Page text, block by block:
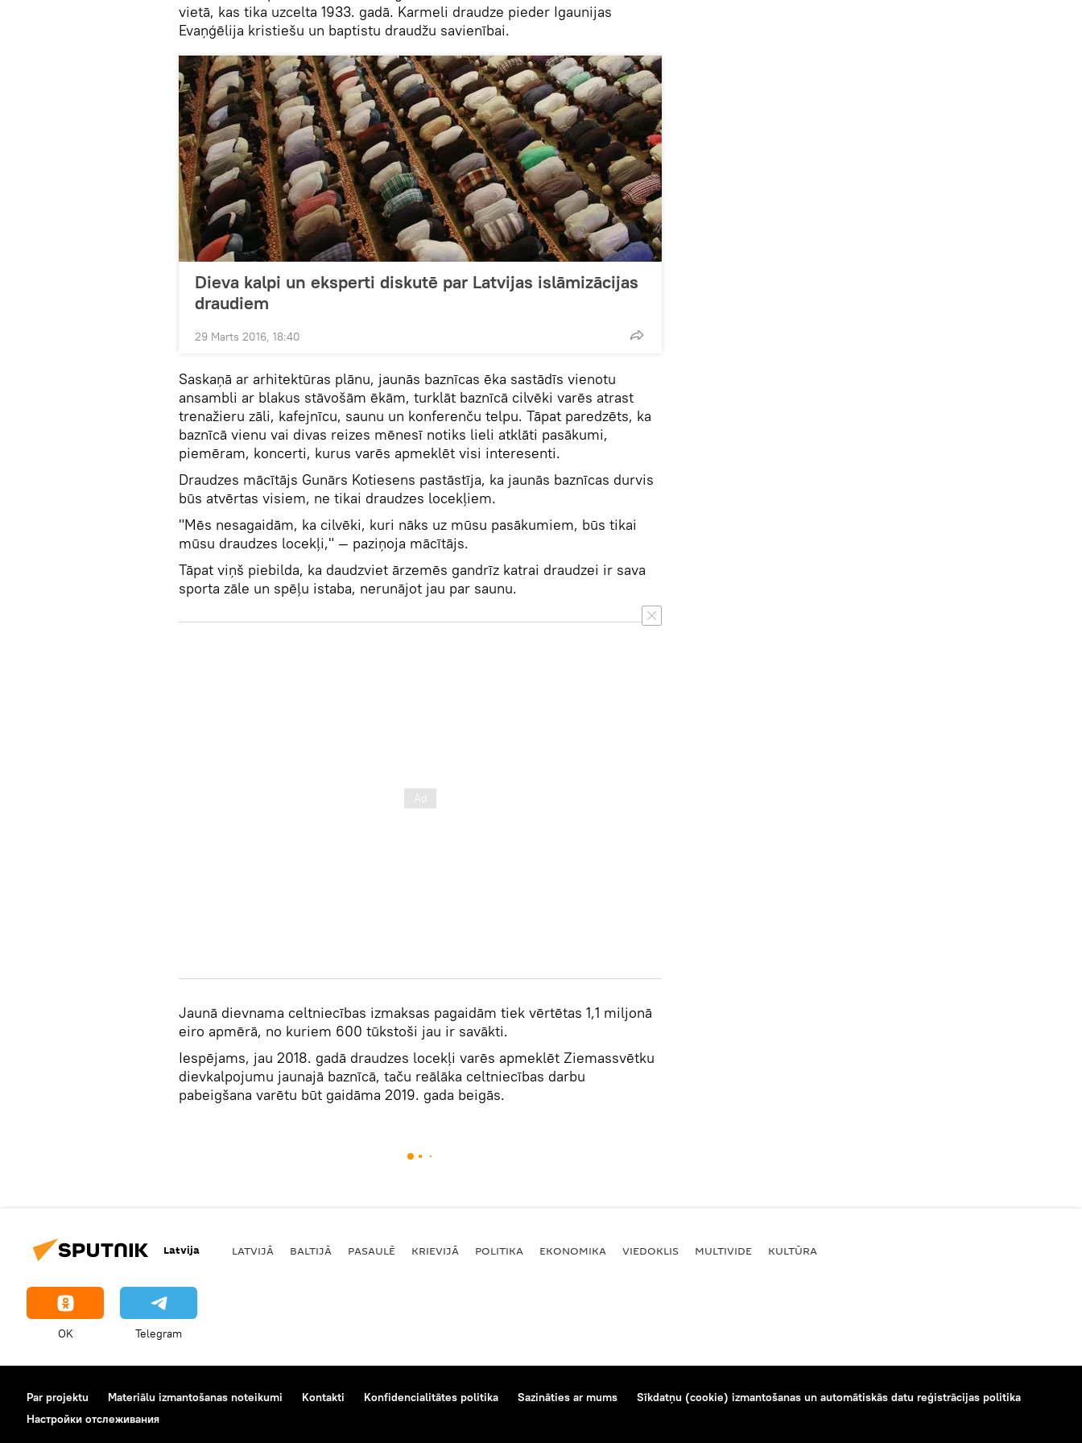
vietā, kas tika uzcelta 1933. gadā. Karmeli draudze pieder Igaunijas
Evaņģēlija kristiešu un baptistu draudžu savienībai.
Dieva kalpi un eksperti diskutē par Latvijas islāmizācijas
draudiem
29 Marts 2016, 18:40
Saskaņā ar arhitektūras plānu, jaunās baznīcas ēka sastādīs vienotu
ansambli ar blakus stāvošām ēkām, turklāt baznīcā cilvēki varēs atrast
trenažieru zāli, kafejnīcu, saunu un konferenču telpu. Tāpat paredzēts, ka
baznīcā vienu vai divas reizes mēnesī notiks lieli atklāti pasākumi,
piemēram, koncerti, kurus varēs apmeklēt visi interesenti.
Draudzes mācītājs Gunārs Kotiesens pastāstīja, ka jaunās baznīcas durvis
būs atvērtas visiem, ne tikai draudzes locekļiem.
"Mēs nesagaidām, ka cilvēki, kuri nāks uz mūsu pasākumiem, būs tikai
mūsu draudzes locekļi," — paziņoja mācītājs.
Tāpat viņš piebilda, ka daudzviet ārzemēs gandrīz katrai draudzei ir sava
sporta zāle un spēļu istaba, nerunājot jau par saunu.
Jaunā dievnama celtniecības izmaksas pagaidām tiek vērtētas 1,1 miljonā
eiro apmērā, no kuriem 600 tūkstoši jau ir savākti.
Iespējams, jau 2018. gadā draudzes locekļi varēs apmeklēt Ziemassvētku
dievkalpojumu jaunajā baznīcā, taču reālāka celtniecības darbu
pabeigšana varētu būt gaidāma 2019. gada beigās.
Latvija LATVIJĀ BALTIJĀ PASAULĒ KRIEVIJĀ POLITIKA EKONOMIKA VIEDOKLIS MULTIVIDE KULTŪRA
OK Telegram
Par projektu Materiālu izmantošanas noteikumi Kontakti Konfidencialitātes politika Sazināties ar mums
Sīkdatņu (cookie) izmantošanas un automātiskās datu reģistrācijas politika
Настройки отслеживания